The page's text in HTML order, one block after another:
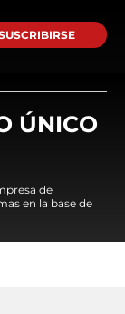
ÚNICO
de
en la base de